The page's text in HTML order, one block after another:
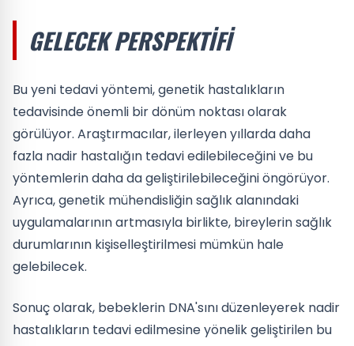
GELECEK PERSPEKTIFI
Bu yeni tedavi yöntemi, genetik hastalıkların
tedavisinde önemli bir dönüm noktası olarak
görülüyor. Araştırmacılar, ilerleyen yıllarda daha
fazla nadir hastalığın tedavi edilebileceğini ve bu
yöntemlerin daha da geliştirilebileceğini öngörüyor.
Ayrıca, genetik mühendisliğin sağlık alanındaki
uygulamalarının artmasıyla birlikte, bireylerin sağlık
durumlarının kişiselleştirilmesi mümkün hale
gelebilecek.
Sonuç olarak, bebeklerin DNA'sını düzenleyerek nadir
hastalıkların tedavi edilmesine yönelik geliştirilen bu